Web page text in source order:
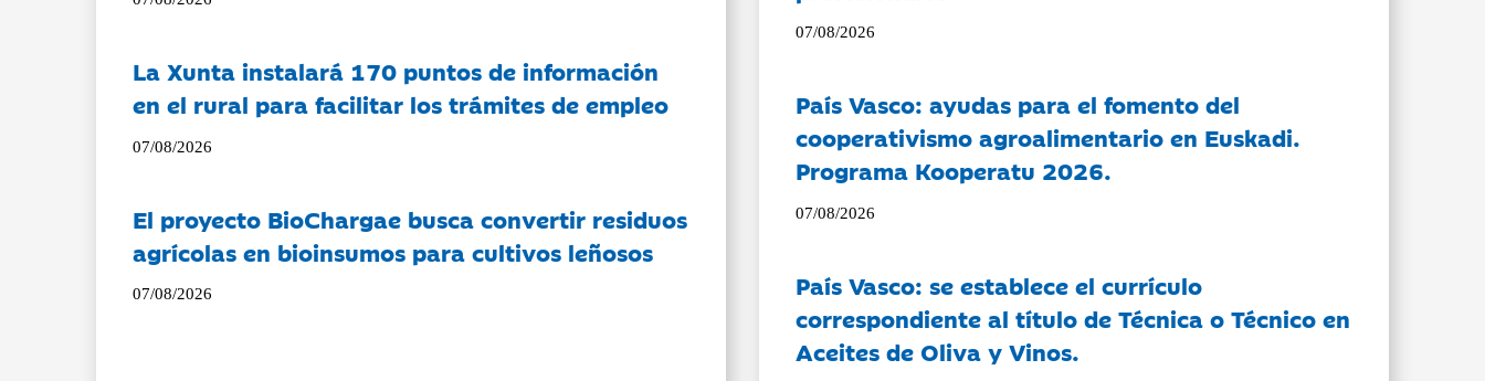
La Xunta instalará 170 puntos de información
en el rural para facilitar los trámites de empleo
07/08/2026
El proyecto BioChargae busca convertir residuos
agrícolas en bioinsumos para cultivos leñosos
07/08/2026
07/08/2026
País Vasco: ayudas para el fomento del
cooperativismo agroalimentario en Euskadi.
Programa Kooperatu 2026.
07/08/2026
País Vasco: se establece el currículo
correspondiente al título de Técnica o Técnico en
Aceites de Oliva y Vinos.